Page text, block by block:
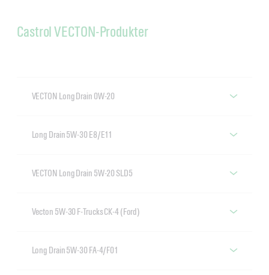
Castrol VECTON-Produkter
VECTON Long Drain 0W-20
Long Drain 5W-30 E8/E11
VECTON Long Drain 5W-20 SLD5
Vecton 5W-30 F-Trucks CK-4 (Ford)
Long Drain 5W-30 FA-4/F01